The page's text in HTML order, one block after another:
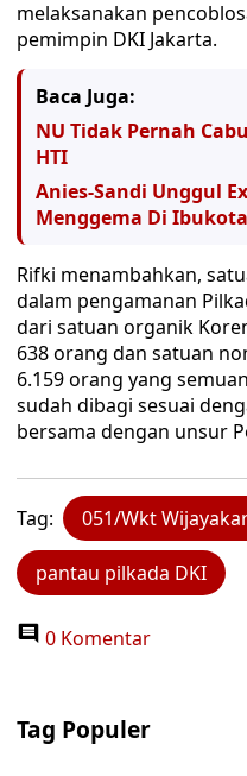
melaksanakan
pemimpin DKI Jakarta.
Baca Juga:
NU Tidak Pernah
HTI
Anies-Sandi Unggul
Menggema Di Ibukota
Rifki menambahkan,
dalam pengamanan
dari satuan organik
638 orang dan satuan
6.159 orang yang
sudah dibagi sesuai
bersama dengan unsur
Tag: 051/Wkt
pantau pilkada DKI
0 Komentar
Tag Populer